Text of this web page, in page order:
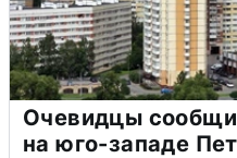
Очевидцы
на юго-западе